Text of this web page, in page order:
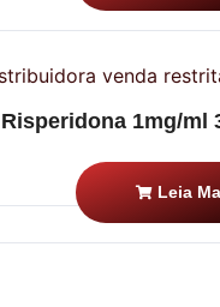
Risperidona 1mg/ml
Leia